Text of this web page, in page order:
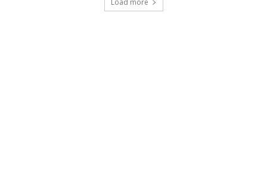
Load more